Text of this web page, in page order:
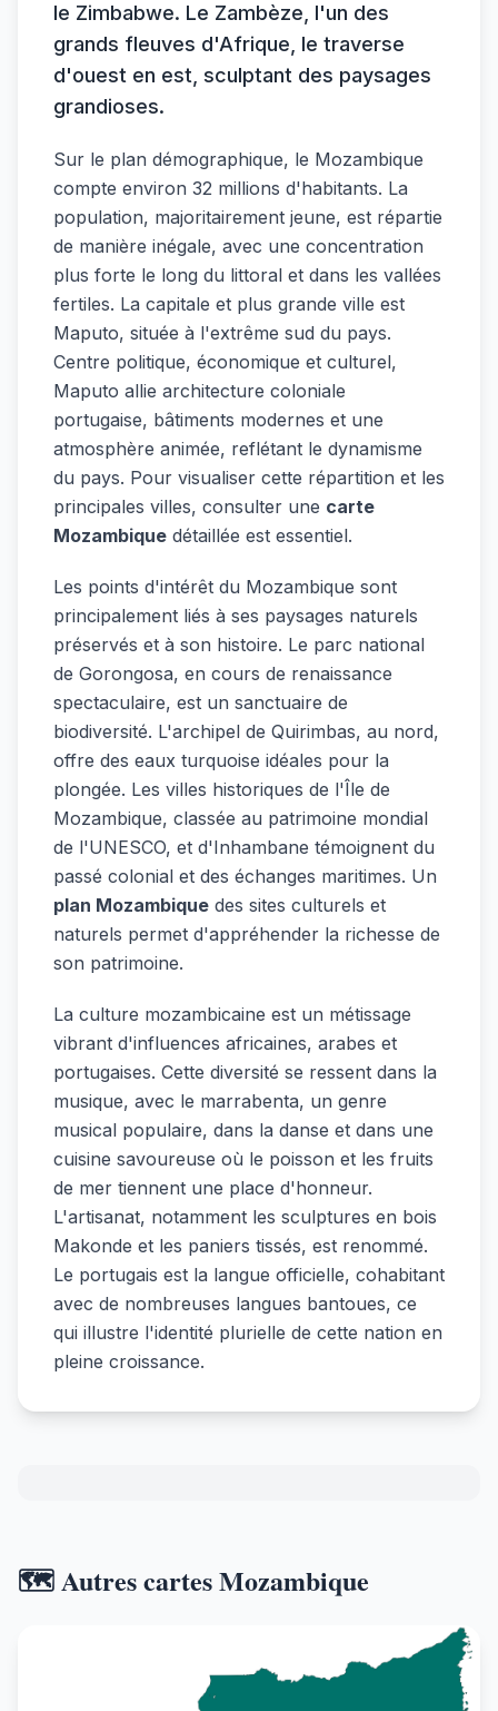
le Zimbabwe. Le Zambèze, l'un des
grands fleuves d'Afrique, le traverse
d'ouest en est, sculptant des paysages
grandioses.
Sur le plan démographique, le Mozambique
compte environ 32 millions d'habitants. La
population, majoritairement jeune, est répartie
de manière inégale, avec une concentration
plus forte le long du littoral et dans les vallées
fertiles. La capitale et plus grande ville est
Maputo, située à l'extrême sud du pays.
Centre politique, économique et culturel,
Maputo allie architecture coloniale
portugaise, bâtiments modernes et une
atmosphère animée, reflétant le dynamisme
du pays. Pour visualiser cette répartition et les
principales villes, consulter une carte
Mozambique détaillée est essentiel.
Les points d'intérêt du Mozambique sont
principalement liés à ses paysages naturels
préservés et à son histoire. Le parc national
de Gorongosa, en cours de renaissance
spectaculaire, est un sanctuaire de
biodiversité. L'archipel de Quirimbas, au nord,
offre des eaux turquoise idéales pour la
plongée. Les villes historiques de l'Île de
Mozambique, classée au patrimoine mondial
de l'UNESCO, et d'Inhambane témoignent du
passé colonial et des échanges maritimes. Un
plan Mozambique des sites culturels et
naturels permet d'appréhender la richesse de
son patrimoine.
La culture mozambicaine est un métissage
vibrant d'influences africaines, arabes et
portugaises. Cette diversité se ressent dans la
musique, avec le marrabenta, un genre
musical populaire, dans la danse et dans une
cuisine savoureuse où le poisson et les fruits
de mer tiennent une place d'honneur.
L'artisanat, notamment les sculptures en bois
Makonde et les paniers tissés, est renommé.
Le portugais est la langue officielle, cohabitant
avec de nombreuses langues bantoues, ce
qui illustre l'identité plurielle de cette nation en
pleine croissance.
🗺️ Autres cartes Mozambique